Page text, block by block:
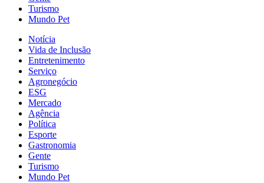
Turismo
Mundo Pet
Notícia
Vida de Inclusão
Entretenimento
Serviço
Agronegócio
ESG
Mercado
Agência
Política
Esporte
Gastronomia
Gente
Turismo
Mundo Pet